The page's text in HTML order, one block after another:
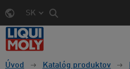
SK
Úvod Katalóg produktov